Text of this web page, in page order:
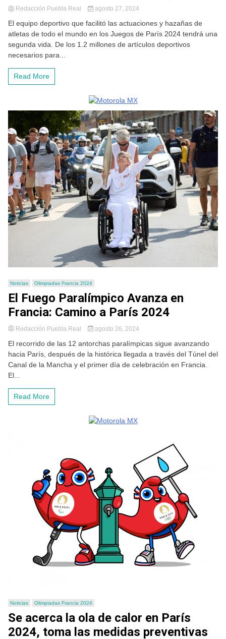
Redacción Puebla Real agosto 27, 2024
El equipo deportivo que facilitó las actuaciones y hazañas de
atletas de todo el mundo en los Juegos de París 2024 tendrá una
segunda vida. De los 1.2 millones de artículos deportivos
necesarios para...
Read More
Noticias Olimpiadas Francia 2024
El Fuego Paralímpico Avanza en
Francia: Camino a París 2024
Redacción Puebla Real agosto 26, 2024
El recorrido de las 12 antorchas paralímpicas sigue avanzando
hacia París, después de la histórica llegada a través del Túnel del
Canal de la Mancha y el primer día de celebración en Francia.
El...
Read More
Noticias Olimpiadas Francia 2024
Se acerca la ola de calor en París
2024, toma las medidas preventivas